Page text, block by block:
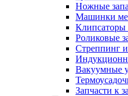
Ножные
Машинки
Клипсаторы
Роликовые
Стреппинг
Вакуумные
Запчасти к